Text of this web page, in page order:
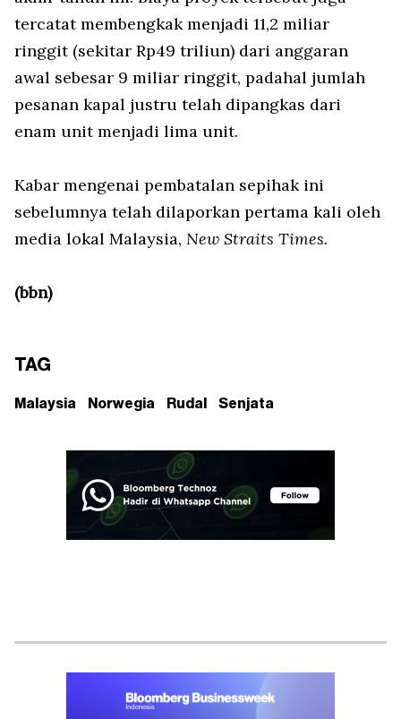
tercatat membengkak menjadi 11,2 miliar
ringgit (sekitar Rp49 triliun) dari anggaran
awal sebesar 9 miliar ringgit, padahal jumlah
pesanan kapal justru telah dipangkas dari
enam unit menjadi lima unit.
Kabar mengenai pembatalan sepihak ini
sebelumnya telah dilaporkan pertama kali oleh
media lokal Malaysia, New Straits Times.
(bbn)
TAG
Malaysia Norwegia Rudal Senjata